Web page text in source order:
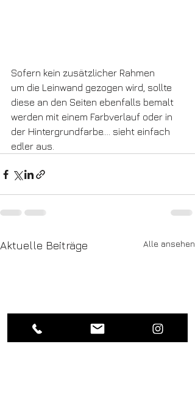
Sofern kein zusätzlicher Rahmen
um die Leinwand gezogen wird, sollte
diese an den Seiten ebenfalls bemalt
werden mit einem Farbverlauf oder in
der Hintergrundfarbe.... sieht einfach
edler aus.
Aktuelle Beiträge Alle ansehen